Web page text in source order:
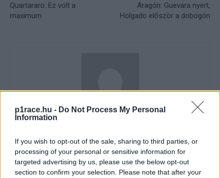
p1race.hu - Do Not Process My Personal
Information
If you wish to opt-out of the sale, sharing to third parties, or
processing of your personal or sensitive information for
targeted advertising by us, please use the below opt-out
section to confirm your selection. Please note that after your
Quartararo: Ez volt a
maximum
Aragón: Guevara nyert,
Holgado először a dobogón
https://p1race.hu